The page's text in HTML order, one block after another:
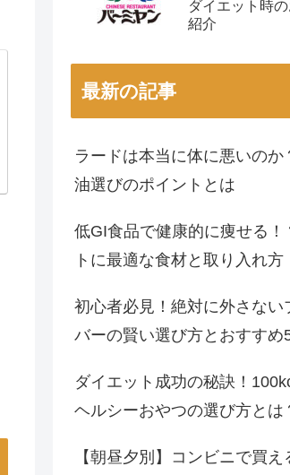
ダイエット時
紹介
最新の記事
ラードは本当に体に悪いのか
油選びのポイントとは
低GI食品で健康的に痩せる！
トに最適な食材と取り入れ方
初心者必見！絶対に外さない
バーの賢い選び方とおすすめ
ダイエット成功の秘訣！
ヘルシーおやつの選び方とは
【朝昼夕別】コンビニで買